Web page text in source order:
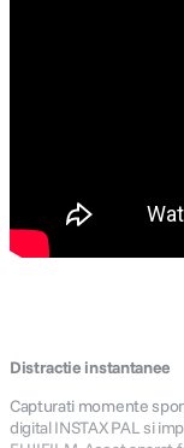
Distractie instantanee
Capturati momente
digital INSTAX PAL si